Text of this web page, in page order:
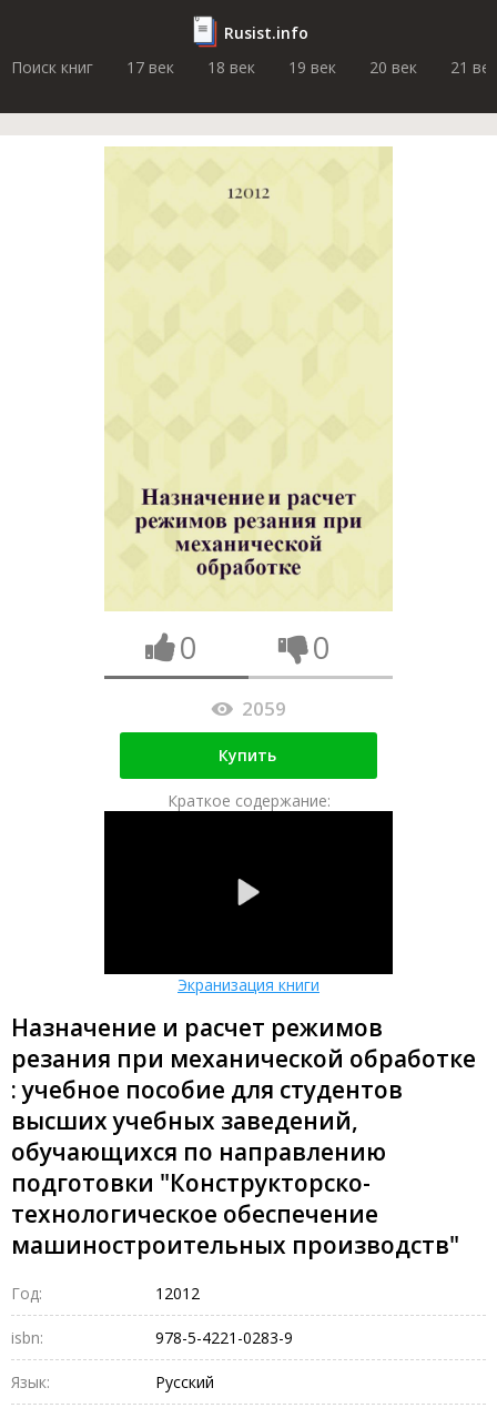
Rusist.info
Поиск книг
17 век 18 век 19 век 20 век 21 век
0 0
2059
Купить
Краткое содержание:
Экранизация книги
Назначение и расчет режимов
резания при механической обработке
: учебное пособие для студентов
высших учебных заведений,
обучающихся по направлению
подготовки "Конструкторско-
технологическое обеспечение
машиностроительных производств"
Год: 12012
isbn: 978-5-4221-0283-9
Язык: Русский